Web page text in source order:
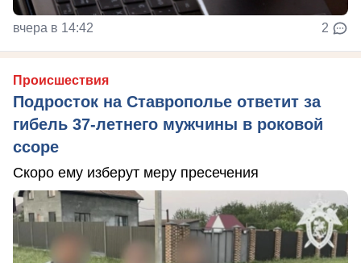
вчера в 14:42 2
Происшествия
Подросток на Ставрополье ответит за
гибель 37-летнего мужчины в роковой
ссоре
Скоро ему изберут меру пресечения